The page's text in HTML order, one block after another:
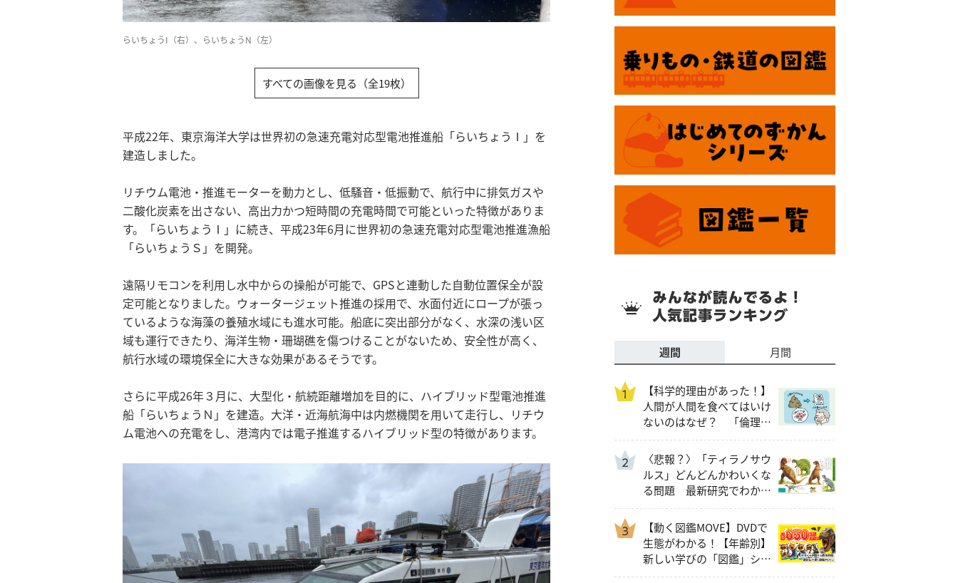
らいちょうI（右）、らいちょうN（左）
すべての画像を見る（全19枚）
平成22年、東京海洋大学は世界初の急速充電対応型電池推進船「らいちょうⅠ」を
建造しました。
リチウム電池・推進モーターを動力とし、低騒音・低振動で、航行中に排気ガスや
二酸化炭素を出さない、高出力かつ短時間の充電時間で可能といった特徴がありま
す。「らいちょうⅠ」に続き、平成23年6月に世界初の急速充電対応型電池推進漁船
「らいちょうＳ」を開発。
遠隔リモコンを利用し水中からの操船が可能で、GPSと連動した自動位置保全が設
定可能となりました。ウォータージェット推進の採用で、水面付近にロープが張っ
ているような海藻の養殖水域にも進水可能。船底に突出部分がなく、水深の浅い区
域も運行できたり、海洋生物・珊瑚礁を傷つけることがないため、安全性が高く、
航行水域の環境保全に大きな効果があるそうです。
さらに平成26年３月に、大型化・航続距離増加を目的に、ハイブリッド型電池推進
船「らいちょうＮ」を建造。大洋・近海航海中は内燃機関を用いて走行し、リチウ
ム電池への充電をし、港湾内では電子推進するハイブリッド型の特徴があります。
週間 月間
【科学的理由があった！】
人間が人間を食べてはいけ
ないのはなぜ？ 「倫理
的・社会的な問題」以外の
説明とは
〈悲報？〉「ティラノサウ
ルス」どんどんかわいくな
る問題 最新研究でわかっ
たティラノサウルスの本当
の姿
【動く図鑑MOVE】DVDで
生態がわかる！【年齢別】
新しい学びの「図鑑」シリ
ーズ